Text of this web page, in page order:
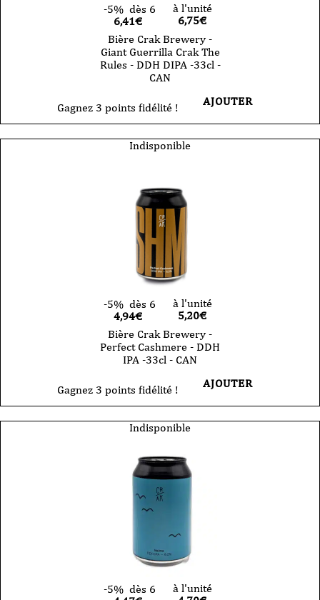
-5% dès 6
6,41€
à l'unité
6,75€
Bière Crak Brewery -
Giant Guerrilla Crak The
Rules - DDH DIPA -33cl -
CAN
Gagnez 3 points fidélité ! AJOUTER
Indisponible
-5% dès 6
4,94€
à l'unité
5,20€
Bière Crak Brewery -
Perfect Cashmere - DDH
IPA -33cl - CAN
Gagnez 3 points fidélité ! AJOUTER
Indisponible
-5% dès 6
à l'unité